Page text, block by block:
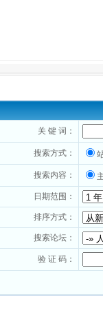
关 键 词：
搜索方式：
搜索内容：
日期范围：
排序方式：
搜索论坛：
验 证 码：